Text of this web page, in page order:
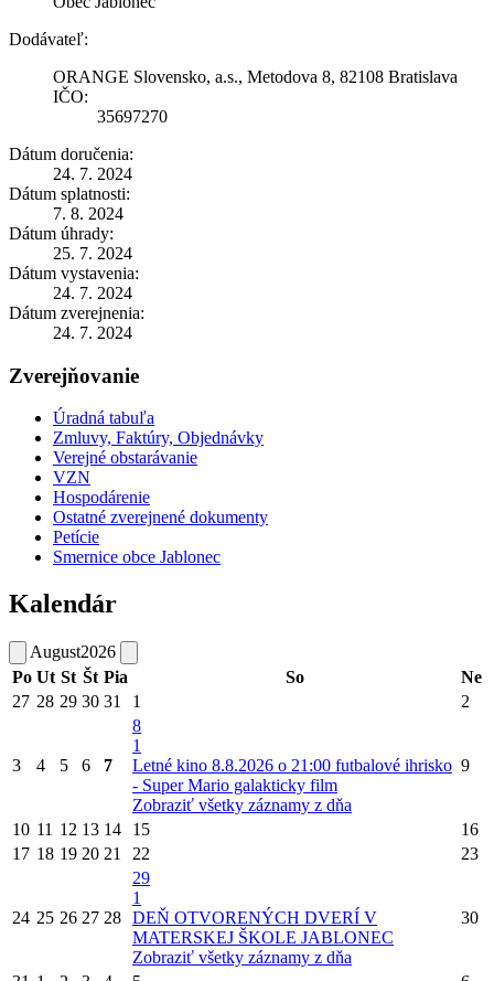
Dodávateľ:
ORANGE Slovensko, a.s., Metodova 8, 82108 Bratislava
IČO:
35697270
Dátum doručenia:
24. 7. 2024
Dátum splatnosti:
7. 8. 2024
Dátum úhrady:
25. 7. 2024
Dátum vystavenia:
24. 7. 2024
Dátum zverejnenia:
24. 7. 2024
Zverejňovanie
Úradná tabuľa
Zmluvy, Faktúry, Objednávky
Verejné obstarávanie
VZN
Hospodárenie
Ostatné zverejnené dokumenty
Petície
Smernice obce Jablonec
Kalendár
August2026
Po Ut St Št Pia So
Ne
27 28 29 30 31 1 2
3 4 5 6 7
8
1
Letné kino 8.8.2026 o 21:00 futbalové ihrisko
- Super Mario galakticky film
Zobraziť všetky záznamy z dňa
9
10 11 12 13 14 15
16
17 18 19 20 21 22 23
24 25 26 27 28
29
1
DEŇ OTVORENÝCH DVERÍ V
MATERSKEJ ŠKOLE JABLONEC
Zobraziť všetky záznamy z dňa
30